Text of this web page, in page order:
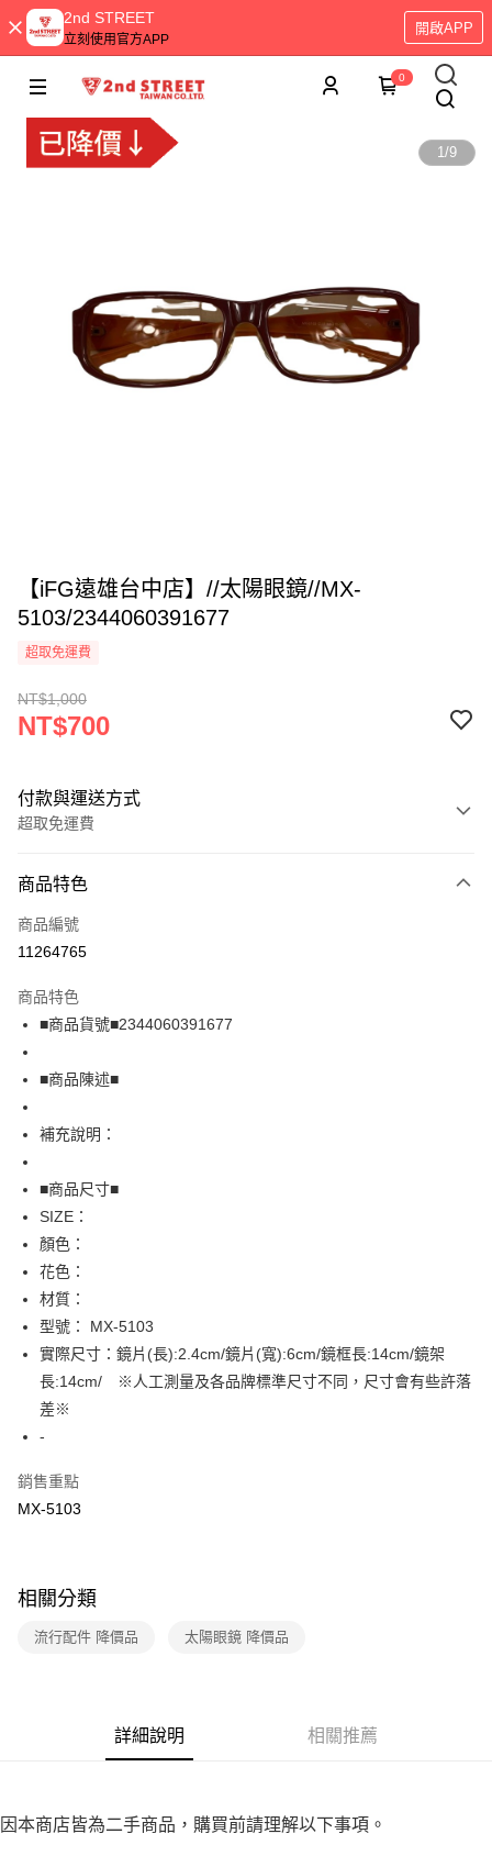
2nd STREET
立刻使用官方APP
開啟APP
0
1/9
【iFG遠雄台中店】//太陽眼鏡//MX-
5103/2344060391677
超取免運費
NT$1,000
NT$700
付款與運送方式
超取免運費
信用卡一次付款
超商取貨付款
Apple Pay
街口支付
全盈+PAY
AFTEE先享後付
相關說明
【關於「AFTEE先享後付」】
AFTEE先享後付是「在收到商品之後才付款」的支付方式。 讓您購物簡單
便利好安心！
１．簡單：不需註冊會員、不需綁卡、不需儲值。
３．安心：先確認商品／服務後，再付款。
【「AFTEE先享後付」結帳流程】
１．於結帳方式選擇「AFTEE先享後付」後，將跳轉至「AFTEE先享後付」
結帳頁面，進行簡訊認證並確認金額後，即可完成結帳。
ATM／網路銀行／等多元方式進行付款，方視為交易完成。
※ 請注意：結帳手續完成當下不需立刻繳費，但若您需要取消訂單，請聯絡
購買商品的店家。未經商家同意取消之訂單仍視為有效，需透過AFTEE先享
客戶支援中心」
【注意事項】
１．透過由恩沛科技股份有限公司提供之「AFTEE先享後付」服務完成之交
https://aftee.tw/terms/#terms3
３．未成年的使用者請事先徵得法定代理人或監護人之同意方可使用
時審查核予不同之上限額度；若仍有額度不足之情形，本公司將視審查結果
運送方式
全家取貨付款
免運費
免運費
7-11取貨付款
付款後7-11取貨
免運費
商品特色
商品編號
11264765
商品特色
■商品貨號■2344060391677
■商品陳述■
補充說明：
■商品尺寸■
SIZE：
顏色：
花色：
材質：
型號： MX-5103
實際尺寸：鏡片(長):2.4cm/鏡片(寬):6cm/鏡框長:14cm/鏡架
長:14cm/ ※人工測量及各品牌標準尺寸不同，尺寸會有些許落
差※
-
銷售重點
MX-5103
相關分類
流行配件 降價品 太陽眼鏡 降價品
詳細說明 相關推薦
因本商店皆為二手商品，購買前請理解以下事項。